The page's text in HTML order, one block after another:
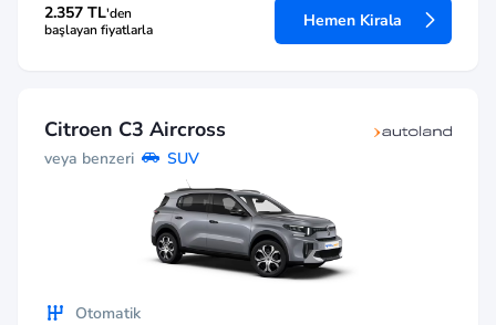
2.357 TL'den
başlayan fiyatlarla
Hemen Kirala
Citroen C3 Aircross
veya benzeri SUV
Otomatik